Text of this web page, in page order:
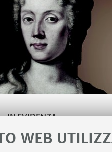
WEB
IN EVIDENZA
Maggiori informazioni